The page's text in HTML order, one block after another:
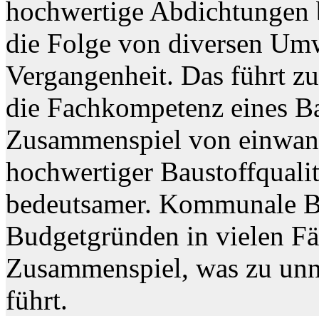
hochwertige
die Folge von diversen
Vergangenheit. Das führt
die Fachkompetenz eines
Zusammenspiel von
hochwertiger
bedeutsamer. Kommunale
Budgetgründen in vielen
Zusammenspiel, was zu
führt.